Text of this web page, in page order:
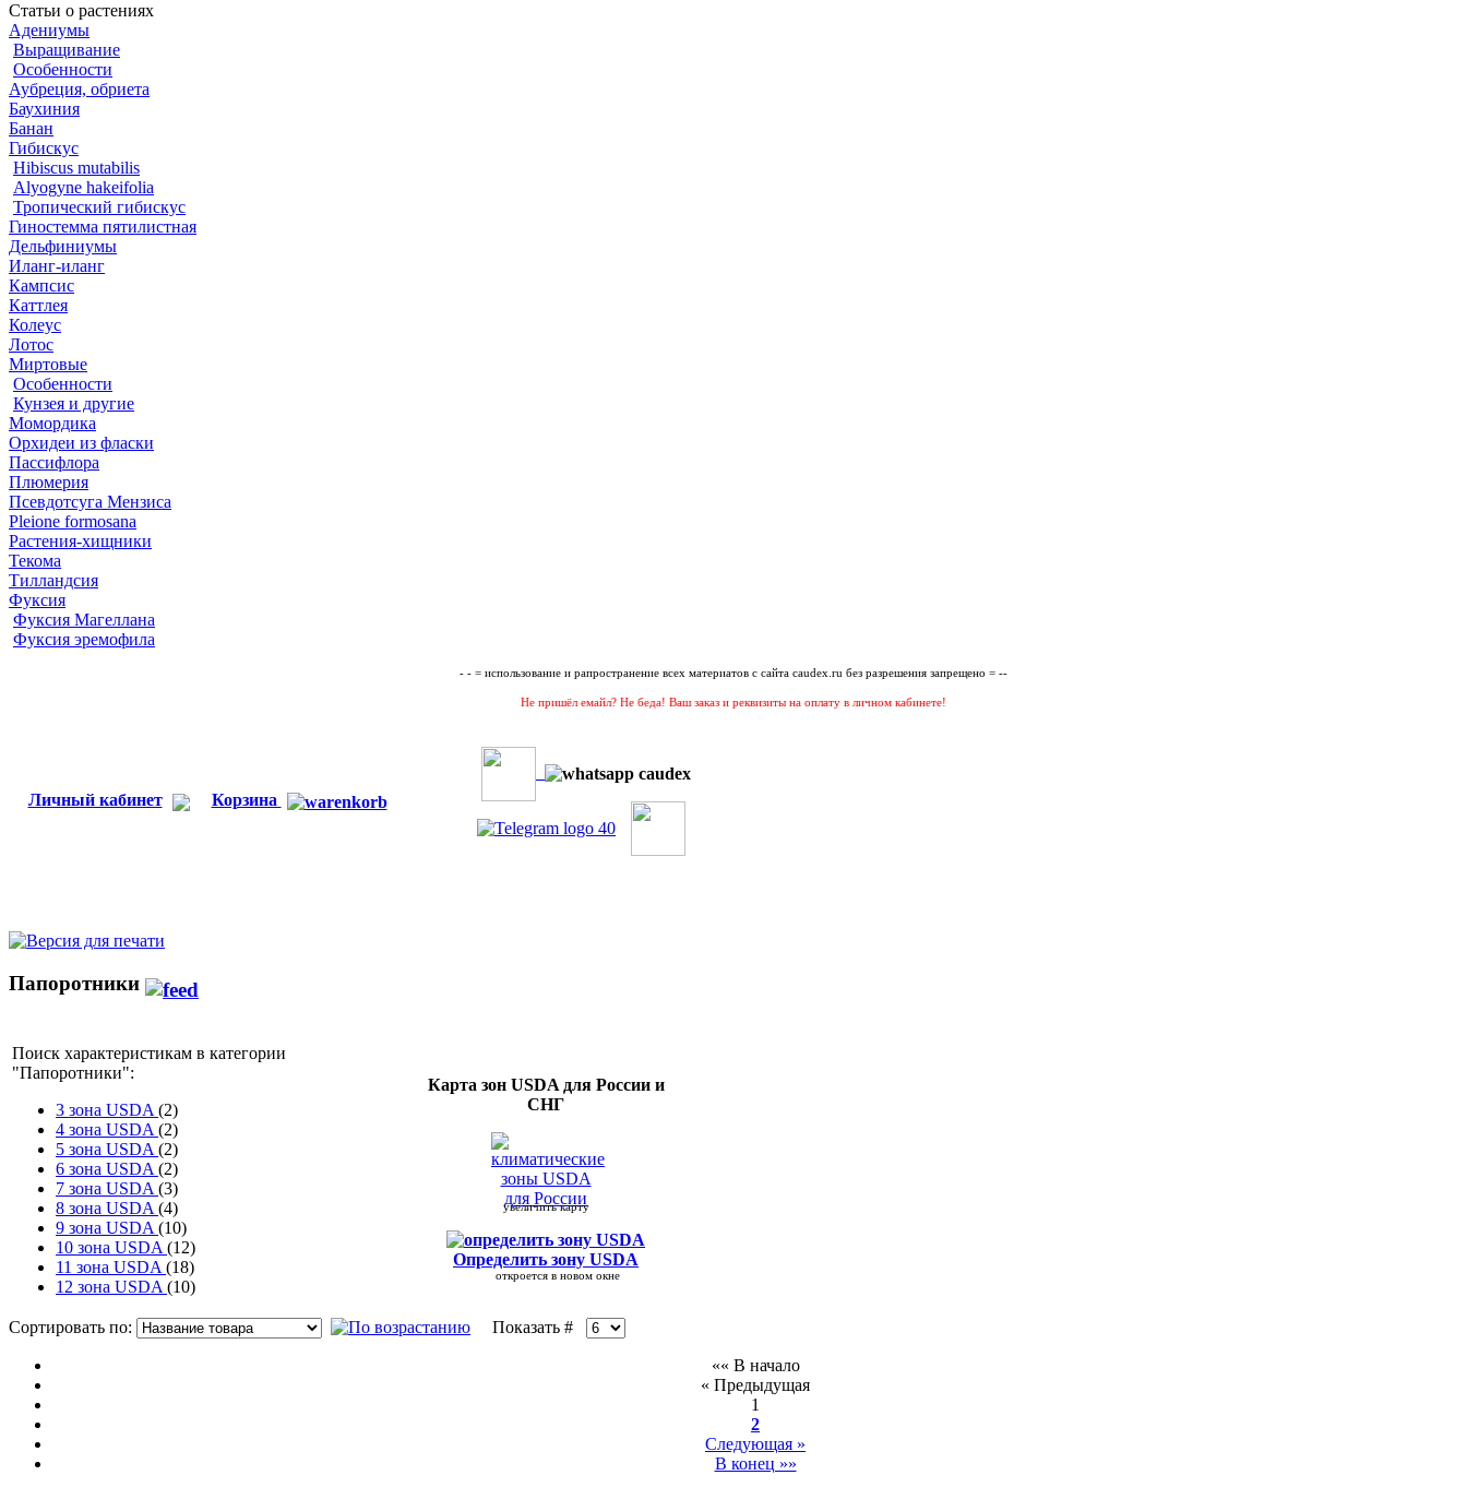
Статьи о растениях
Адениумы
Выращивание
Особенности
Аубреция, обриета
Баухиния
Банан
Гибискус
Hibiscus mutabilis
Alyogyne hakeifolia
Тропический гибискус
Гиностемма пятилистная
Дельфиниумы
Иланг-иланг
Кампсис
Каттлея
Колеус
Лотос
Миртовые
Особенности
Кунзея и другие
Момордика
Орхидеи из фласки
Пассифлора
Плюмерия
Псевдотсуга Мензиса
Pleione formosana
Растения-хищники
Текома
Тилландсия
Фуксия
Фуксия Магеллана
Фуксия эремофила
- - = использование и рапространение всех материатов с сайта caudex.ru без разрешения запрещено = --
Не пришёл емайл? Не беда! Ваш заказ и реквизиты на оплату в личном кабинете!
Личный кабинет Корзина
Папоротники
Поиск характеристикам в категории
"Папоротники":
3 зона USDA (2)
4 зона USDA (2)
5 зона USDA (2)
6 зона USDA (2)
7 зона USDA (3)
8 зона USDA (4)
9 зона USDA (10)
10 зона USDA (12)
11 зона USDA (18)
12 зона USDA (10)
Карта зон USDAдля России и
СНГ
увеличить карту
Определить зону USDA
откроется в новом окне
Сортировать по: Показать #
«« В начало
« Предыдущая
1
2
Следующая »
В конец »»